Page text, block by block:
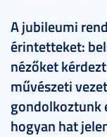
A jubileumi
érintetteket:
nézőket
művészeti
gondolkoztunk
hogyan hat